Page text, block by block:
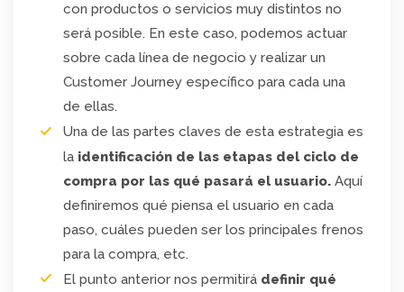
con productos o servicios muy distintos no
será posible. En este caso, podemos actuar
sobre cada línea de negocio y realizar un
Customer Journey específico para cada una
de ellas.
Una de las partes claves de esta estrategia es
la identificación de las etapas del ciclo de
compra por las qué pasará el usuario. Aquí
definiremos qué piensa el usuario en cada
paso, cuáles pueden ser los principales frenos
para la compra, etc.
El punto anterior nos permitirá definir qué